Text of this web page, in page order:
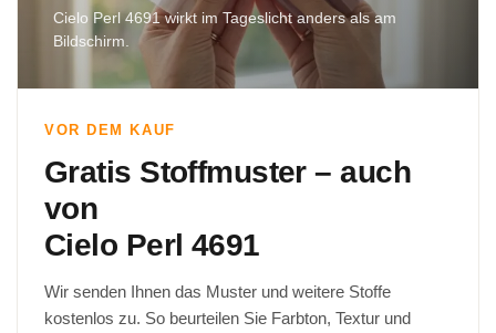
Cielo Perl 4691 wirkt im Tageslicht anders als am
Bildschirm.
VOR DEM KAUF
Gratis Stoffmuster – auch
von
Cielo Perl 4691
Wir senden Ihnen das Muster und weitere Stoffe
kostenlos zu. So beurteilen Sie Farbton, Textur und